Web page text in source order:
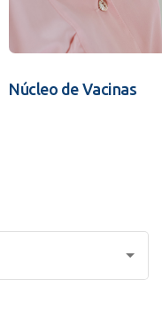
Núcleo de Vacinas